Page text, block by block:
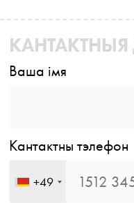
Ваша імя
Кантактны тэлефон
+49